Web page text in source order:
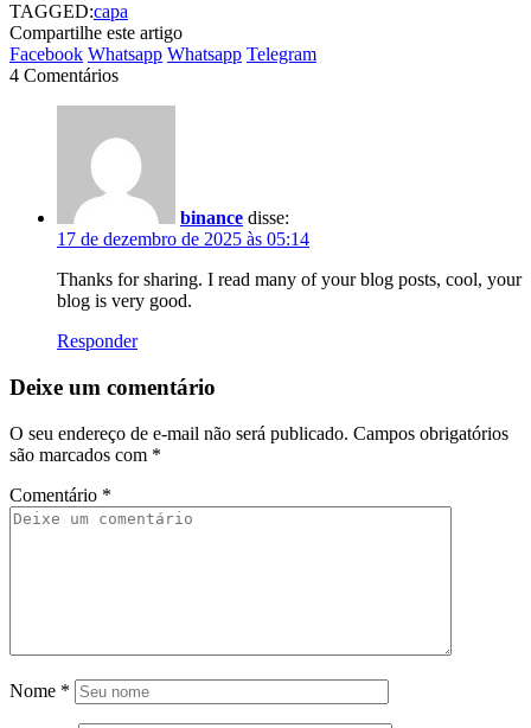
TAGGED:capa
Compartilhe este artigo
Facebook Whatsapp Whatsapp Telegram
4 Comentários
binance disse:
17 de dezembro de 2025 às 05:14
Thanks for sharing. I read many of your blog posts, cool, your
blog is very good.
Responder
Deixe um comentário
O seu endereço de e-mail não será publicado. Campos obrigatórios
são marcados com *
Comentário *
Nome *